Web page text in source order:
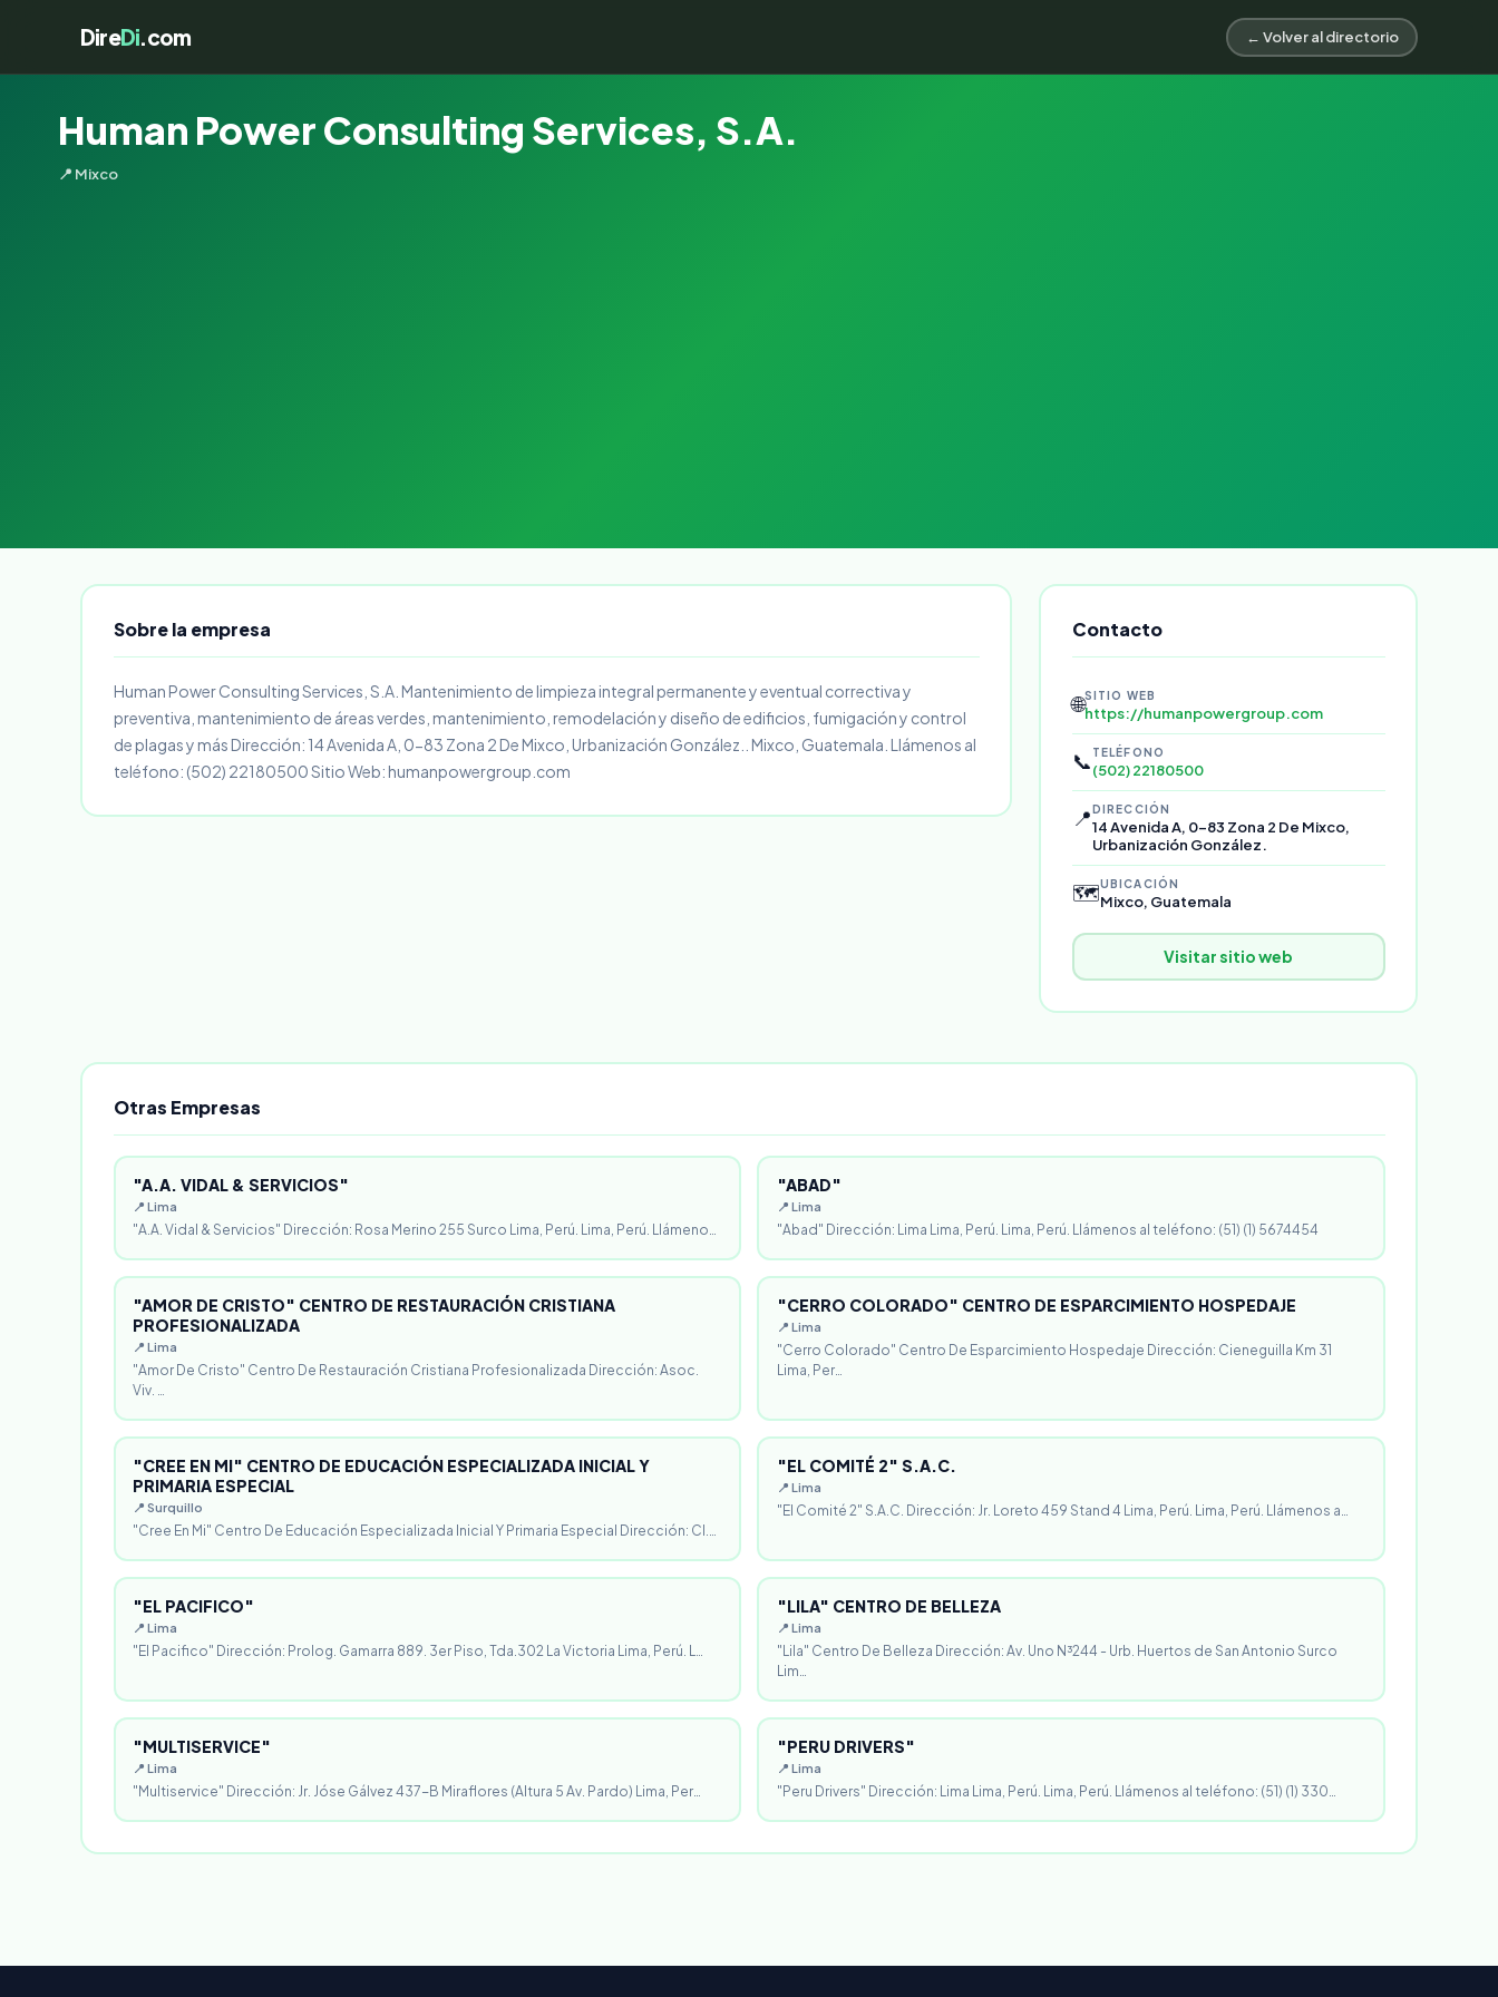
DireDi.com ← Volver al directorio
Human Power Consulting Services, S.A.
📍 Mixco
Sobre la empresa
Human Power Consulting Services, S.A. Mantenimiento de limpieza integral permanente y eventual correctiva y
preventiva, mantenimiento de áreas verdes, mantenimiento, remodelación y diseño de edificios, fumigación y control
de plagas y más Dirección: 14 Avenida A, 0-83 Zona 2 De Mixco, Urbanización González.. Mixco, Guatemala. Llámenos al
teléfono: (502) 22180500 Sitio Web: humanpowergroup.com
Contacto
🌐SITIO WEB
https://humanpowergroup.com
📞 TELÉFONO
(502) 22180500
📍DIRECCIÓN
14 Avenida A, 0-83 Zona 2 De Mixco,
Urbanización González.
🗺️UBICACIÓN
Mixco, Guatemala
Visitar sitio web
Otras Empresas
"A.A. VIDAL & SERVICIOS"
📍 Lima
"A.A. Vidal & Servicios" Dirección: Rosa Merino 255 Surco Lima, Perú. Lima, Perú. Llámeno…
"ABAD"
📍 Lima
"Abad" Dirección: Lima Lima, Perú. Lima, Perú. Llámenos al teléfono: (51) (1) 5674454
"AMOR DE CRISTO" CENTRO DE RESTAURACIÓN CRISTIANA
PROFESIONALIZADA
📍 Lima
"Amor De Cristo" Centro De Restauración Cristiana Profesionalizada Dirección: Asoc.
Viv. …
"CERRO COLORADO" CENTRO DE ESPARCIMIENTO HOSPEDAJE
📍 Lima
"Cerro Colorado" Centro De Esparcimiento Hospedaje Dirección: Cieneguilla Km 31
Lima, Per…
"CREE EN MI" CENTRO DE EDUCACIÓN ESPECIALIZADA INICIAL Y
PRIMARIA ESPECIAL
📍 Surquillo
"Cree En Mi" Centro De Educación Especializada Inicial Y Primaria Especial Dirección: Cl.…
"EL COMITÉ 2" S.A.C.
📍 Lima
"El Comité 2" S.A.C. Dirección: Jr. Loreto 459 Stand 4 Lima, Perú. Lima, Perú. Llámenos a…
"EL PACIFICO"
📍 Lima
"El Pacifico" Dirección: Prolog. Gamarra 889. 3er Piso, Tda.302 La Victoria Lima, Perú. L…
"LILA" CENTRO DE BELLEZA
📍 Lima
"Lila" Centro De Belleza Dirección: Av. Uno N³244 - Urb. Huertos de San Antonio Surco
Lim…
"MULTISERVICE"
📍 Lima
"Multiservice" Dirección: Jr. Jóse Gálvez 437-B Miraflores (Altura 5 Av. Pardo) Lima, Per…
"PERU DRIVERS"
📍 Lima
"Peru Drivers" Dirección: Lima Lima, Perú. Lima, Perú. Llámenos al teléfono: (51) (1) 330…